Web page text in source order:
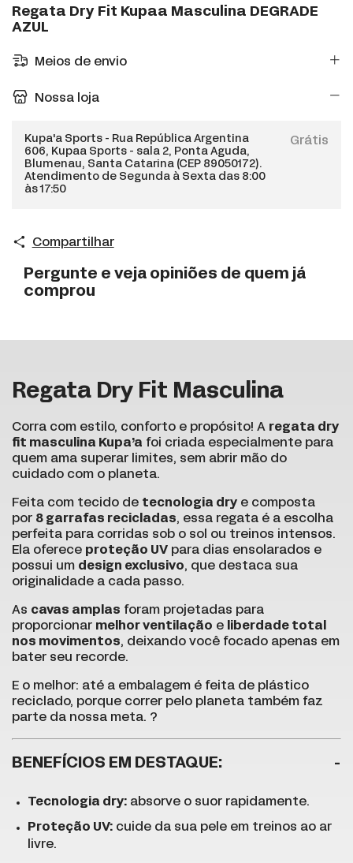
Regata Dry Fit Kupaa Masculina DEGRADE
AZUL
Meios de envio
Nossa loja
Kupa'a Sports - Rua República Argentina
606, Kupaa Sports - sala 2, Ponta Aguda,
Blumenau, Santa Catarina (CEP 89050172).
Atendimento de Segunda à Sexta das 8:00
às 17:50
Grátis
Compartilhar
Pergunte e veja opiniões de quem já
comprou
Regata Dry Fit Masculina
Corra com estilo, conforto e propósito! A regata dry
fit masculina Kupa’a foi criada especialmente para
quem ama superar limites, sem abrir mão do
cuidado com o planeta.
Feita com tecido de tecnologia dry e composta
por 8 garrafas recicladas, essa regata é a escolha
perfeita para corridas sob o sol ou treinos intensos.
Ela oferece proteção UV para dias ensolarados e
possui um design exclusivo, que destaca sua
originalidade a cada passo.
As cavas amplas foram projetadas para
proporcionar melhor ventilação e
liberdade total
nos movimentos, deixando você focado apenas em
bater seu recorde.
E o melhor: até a embalagem é feita de plástico
reciclado, porque correr pelo planeta também faz
parte da nossa meta. ?
BENEFÍCIOS EM DESTAQUE:
Tecnologia dry: absorve o suor rapidamente.
Proteção UV: cuide da sua pele em treinos ao ar
livre.